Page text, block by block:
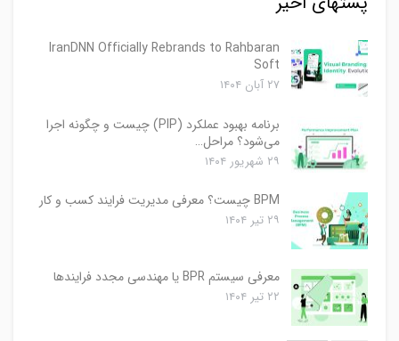
IranDNN Officially Rebrands to Rahbaran
Soft
۲۷ آبان ۱۴۰۴
برنامه بهبود عملکرد (PIP) چیست و چگونه اجرا
می‌شود؟ مراحل…
۲۹ شهریور ۱۴۰۴
BPM چیست؟ معرفی مدیریت فرایند کسب و کار
۲۹ تیر ۱۴۰۴
معرفی سیستم BPR یا مهندسی مجدد فرایندها
۲۲ تیر ۱۴۰۴